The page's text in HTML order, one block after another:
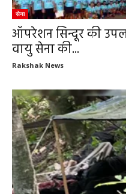
सेना
ऑपरेशन सिन्दूर की
वायु सेना की...
Rakshak News